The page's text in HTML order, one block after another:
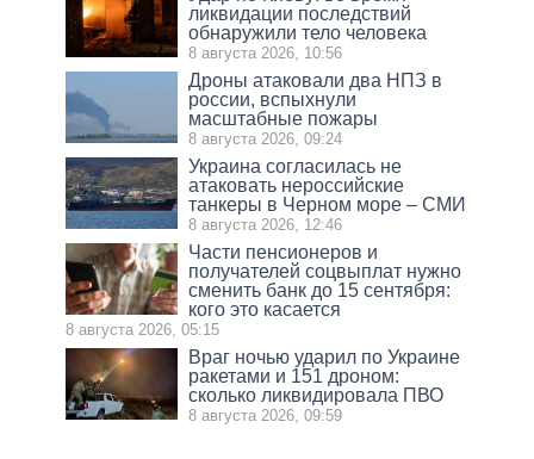
ликвидации последствий
обнаружили тело человека
8 августа 2026, 10:56
Дроны атаковали два НПЗ в
россии, вспыхнули
масштабные пожары
8 августа 2026, 09:24
Украина согласилась не
атаковать нероссийские
танкеры в Черном море – СМИ
8 августа 2026, 12:46
Части пенсионеров и
получателей соцвыплат нужно
сменить банк до 15 сентября:
кого это касается
8 августа 2026, 05:15
Враг ночью ударил по Украине
ракетами и 151 дроном:
сколько ликвидировала ПВО
8 августа 2026, 09:59